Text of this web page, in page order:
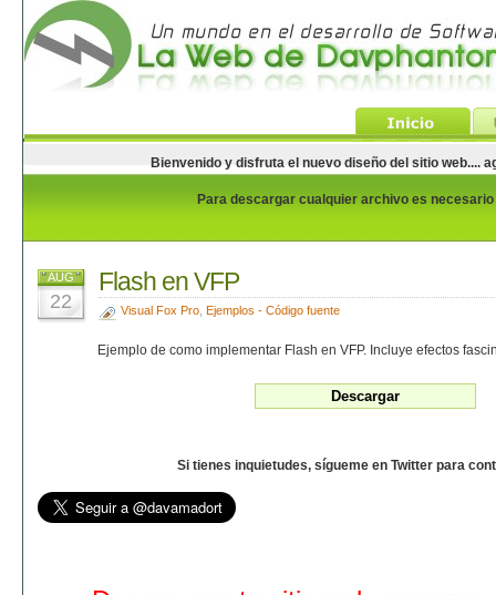
Bienvenido y disfruta el nuevo diseño del sitio web....
Para descargar cualquier archivo es
AUG
22
Flash en VFP
Visual Fox Pro, Ejemplos - Código fuente
Ejemplo de como implementar Flash en VFP. Incluye efectos
Si tienes inquietudes, sígueme en Twitter para